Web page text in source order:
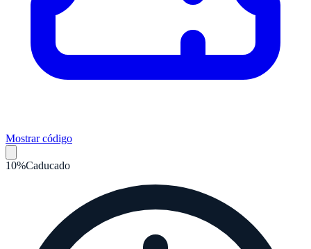
Mostrar código
10%Caducado